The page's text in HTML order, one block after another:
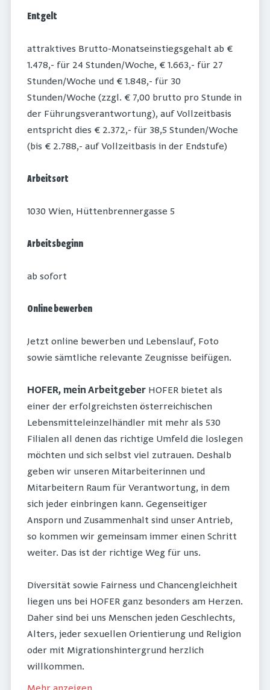
Entgelt
attraktives Brutto-Monatseinstiegsgehalt ab €
1.478,- für 24 Stunden/Woche, € 1.663,- für 27
Stunden/Woche und € 1.848,- für 30
Stunden/Woche (zzgl. € 7,00 brutto pro Stunde in
der Führungsverantwortung), auf Vollzeitbasis
entspricht dies € 2.372,- für 38,5 Stunden/Woche
(bis € 2.788,- auf Vollzeitbasis in der Endstufe)
Arbeitsort
1030 Wien, Hüttenbrennergasse 5
Arbeitsbeginn
ab sofort
Online bewerben
Jetzt online bewerben und Lebenslauf, Foto
sowie sämtliche relevante Zeugnisse beifügen.
HOFER, mein Arbeitgeber HOFER bietet als
einer der erfolgreichsten österreichischen
Lebensmitteleinzelhändler mit mehr als 530
Filialen all denen das richtige Umfeld die loslegen
möchten und sich selbst viel zutrauen. Deshalb
geben wir unseren Mitarbeiterinnen und
Mitarbeitern Raum für Verantwortung, in dem
sich jeder einbringen kann. Gegenseitiger
Ansporn und Zusammenhalt sind unser Antrieb,
so kommen wir gemeinsam immer einen Schritt
weiter. Das ist der richtige Weg für uns.
Diversität sowie Fairness und Chancengleichheit
liegen uns bei HOFER ganz besonders am Herzen.
Daher sind bei uns Menschen jeden Geschlechts,
Alters, jeder sexuellen Orientierung und Religion
oder mit Migrationshintergrund herzlich
willkommen.